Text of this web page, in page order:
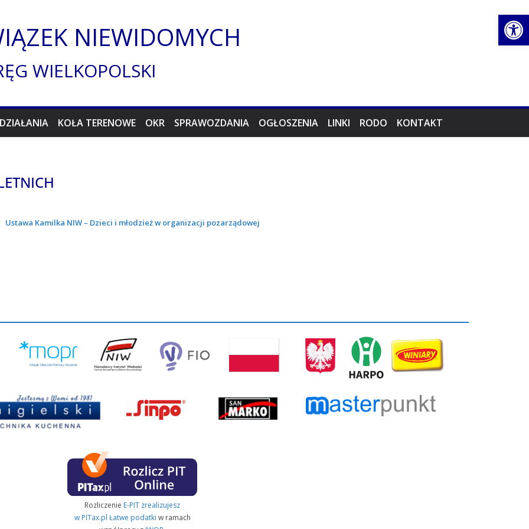
NIEWIDOMYCH
WIELKOPOLSKI
KOŁA TERENOWE OKR SPRAWOZDANIA OGŁOSZENIA LINKI RODO KONTAKT
Ustawa Kamilka NIW – Dzieci i młodzież w organizacji pozarządowej
Rozliczenie E-PIT zrealizujesz
w PITax.pl Łatwe podatki w ramach